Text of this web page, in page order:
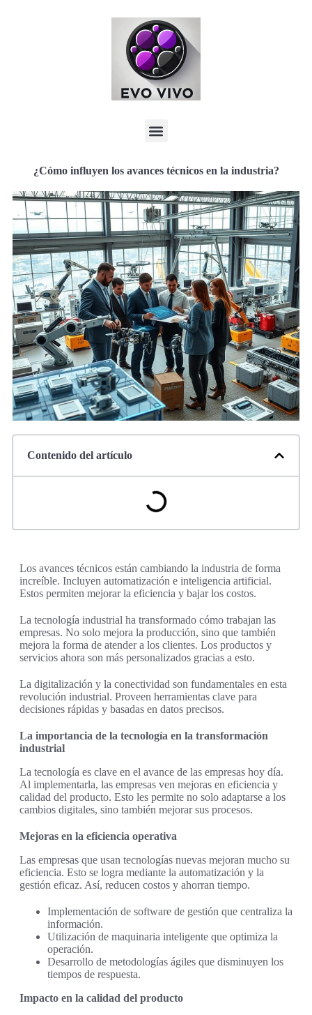
¿Cómo influyen los avances técnicos en la industria?
Contenido del artículo
Los avances técnicos están cambiando la industria de forma
increíble. Incluyen automatización e inteligencia artificial.
Estos permiten mejorar la eficiencia y bajar los costos.
La tecnología industrial ha transformado cómo trabajan las
empresas. No solo mejora la producción, sino que también
mejora la forma de atender a los clientes. Los productos y
servicios ahora son más personalizados gracias a esto.
La digitalización y la conectividad son fundamentales en esta
revolución industrial. Proveen herramientas clave para
decisiones rápidas y basadas en datos precisos.
La importancia de la tecnología en la transformación
industrial
La tecnología es clave en el avance de las empresas hoy día.
Al implementarla, las empresas ven mejoras en eficiencia y
calidad del producto. Esto les permite no solo adaptarse a los
cambios digitales, sino también mejorar sus procesos.
Mejoras en la eficiencia operativa
Las empresas que usan tecnologías nuevas mejoran mucho su
eficiencia. Esto se logra mediante la automatización y la
gestión eficaz. Así, reducen costos y ahorran tiempo.
Implementación de software de gestión que centraliza la
información.
Utilización de maquinaria inteligente que optimiza la
operación.
Desarrollo de metodologías ágiles que disminuyen los
tiempos de respuesta.
Impacto en la calidad del producto